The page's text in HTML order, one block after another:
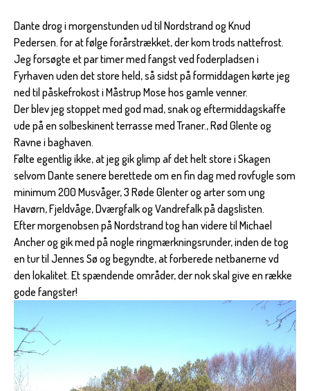
Dante drog i morgenstunden ud til Nordstrand og Knud
Pedersen. for at følge forårstrækket, der kom trods nattefrost.
Jeg forsøgte et par timer med fangst ved foderpladsen i
Fyrhaven uden det store held, så sidst på formiddagen kørte jeg
ned til påskefrokost i Måstrup Mose hos gamle venner.
Der blev jeg stoppet med god mad, snak og eftermiddagskaffe
ude på en solbeskinent terrasse med Traner., Rød Glente og
Ravne i baghaven.
Følte egentlig ikke, at jeg gik glimp af det helt store i Skagen
selvom Dante senere berettede om en fin dag med rovfugle som
minimum 200 Musvåger, 3 Røde Glenter og arter som ung
Havørn, Fjeldvåge, Dværgfalk og Vandrefalk på dagslisten.
Efter morgenobsen på Nordstrand tog han videre til Michael
Ancher og gik med på nogle ringmærkningsrunder, inden de tog
en tur til Jennes Sø og begyndte, at forberede netbanerne vd
den lokalitet. Et spændende områder, der nok skal give en række
gode fangster!